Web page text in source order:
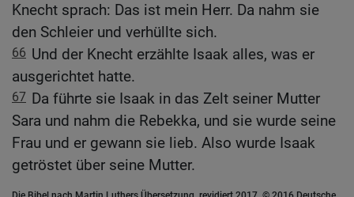
Knecht sprach: Das ist mein Herr. Da nahm sie
den Schleier und verhüllte sich.
66 Und der Knecht erzählte Isaak alles, was er
ausgerichtet hatte.
67 Da führte sie Isaak in das Zelt seiner Mutter
Sara und nahm die Rebekka, und sie wurde seine
Frau und er gewann sie lieb. Also wurde Isaak
getröstet über seine Mutter.